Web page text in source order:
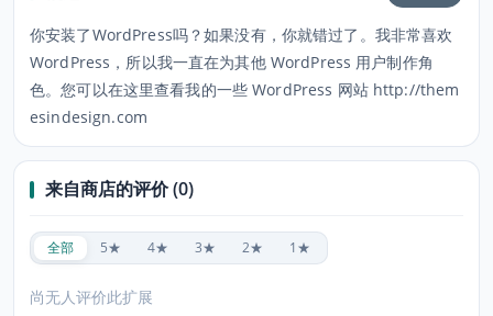
你安装了WordPress吗？如果没有，你就错过了。我非常喜欢
WordPress，所以我一直在为其他 WordPress 用户制作角
色。您可以在这里查看我的一些 WordPress 网站 http://them
esindesign.com
来自商店的评价 (0)
全部 5★ 4★ 3★ 2★ 1★
尚无人评价此扩展